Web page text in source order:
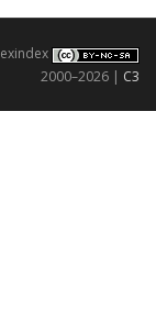
exindex
2000–2026 | C3